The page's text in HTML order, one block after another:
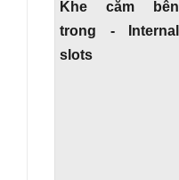
Khe cắm bên
trong - Internal
slots